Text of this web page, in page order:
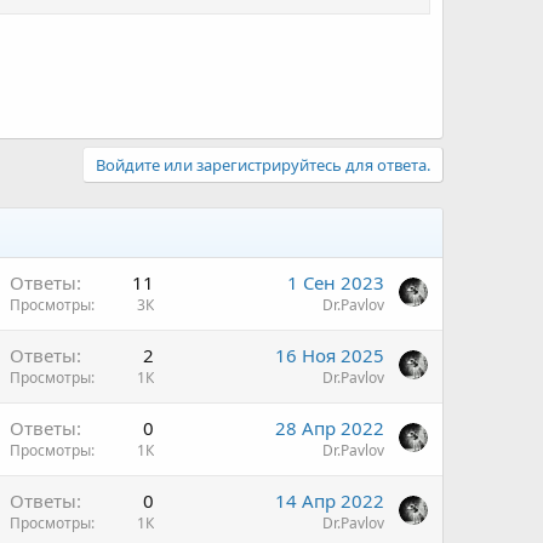
Войдите или зарегистрируйтесь для ответа.
Ответы 11
Просмотры 3К
1 Сен 2023
Dr.Pavlov
Ответы 2
Просмотры 1К
16 Ноя 2025
Dr.Pavlov
Ответы 0
Просмотры 1К
28 Апр 2022
Dr.Pavlov
Ответы 0
Просмотры 1К
14 Апр 2022
Dr.Pavlov